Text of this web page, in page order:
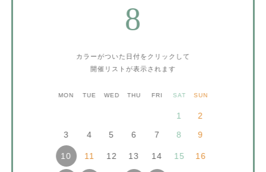
8
カラーがついた日付をクリックして
開催リストが表示されます
MON TUE WED THU FRI SAT SUN
1
2
3
4 5 6 7 8 9
10 11 12 13 14 15 16